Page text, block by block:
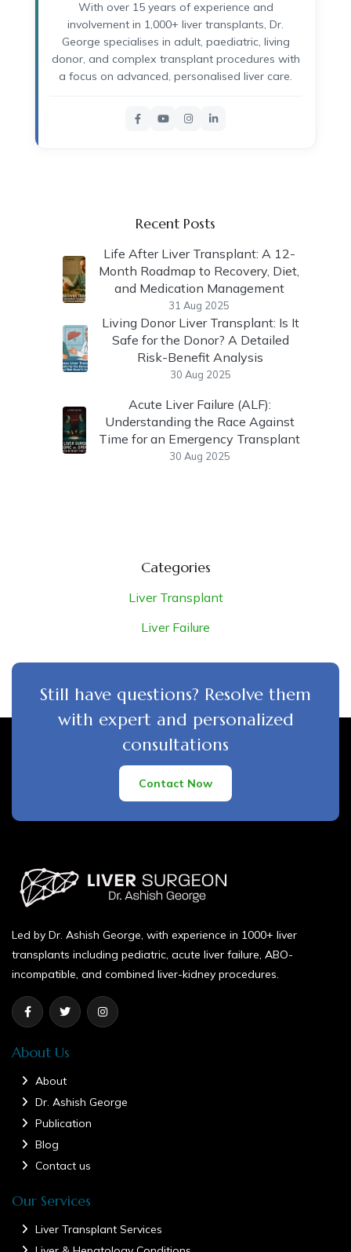
With over 15 years of experience and
involvement in 1,000+ liver transplants, Dr.
George specialises in adult, paediatric, living
donor, and complex transplant procedures with
a focus on advanced, personalised liver care.
Recent Posts
Life After Liver Transplant: A 12-
Month Roadmap to Recovery, Diet,
and Medication Management
31 Aug 2025
Living Donor Liver Transplant: Is It
Safe for the Donor? A Detailed
Risk-Benefit Analysis
30 Aug 2025
Acute Liver Failure (ALF):
Understanding the Race Against
Time for an Emergency Transplant
30 Aug 2025
Categories
Liver Transplant
Liver Failure
Still have questions? Resolve them
with expert and personalized
consultations
Contact Now
Led by Dr. Ashish George, with experience in 1000+ liver
transplants including pediatric, acute liver failure, ABO-
incompatible, and combined liver-kidney procedures.
About Us
About
Dr. Ashish George
Publication
Blog
Contact us
Our Services
Liver Transplant Services